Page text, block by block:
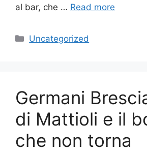
al bar, che … Read more
Categories
Uncategorized
Germani
di Mattioli e il
che non torna